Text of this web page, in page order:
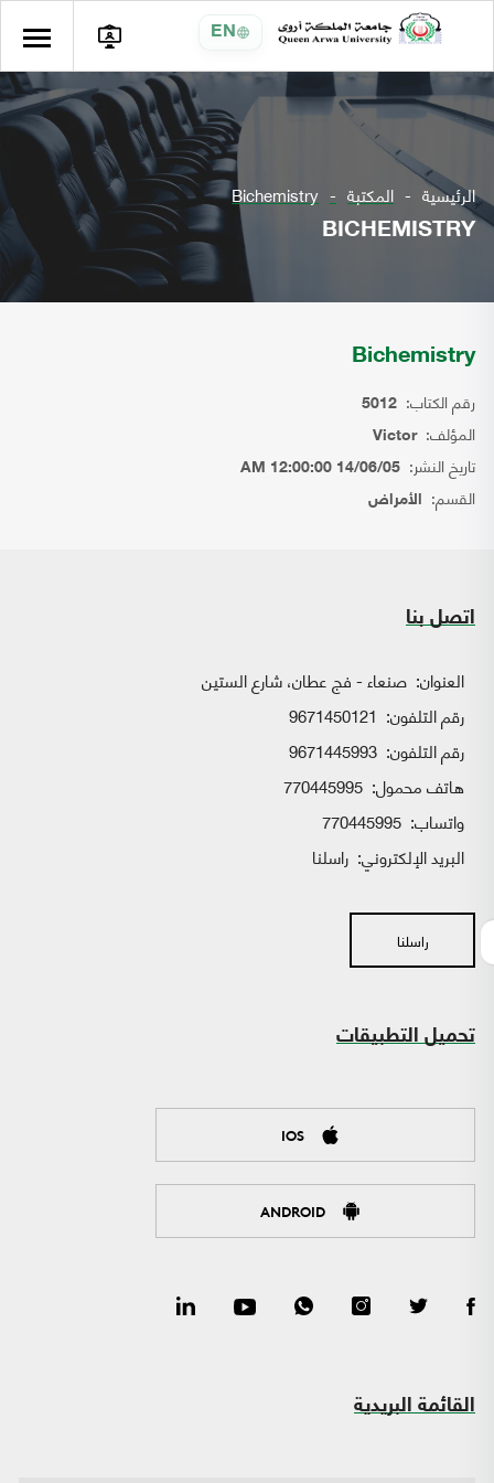
EN
الرئيسية المكتبة Bichemistry
BICHEMISTRY
Bichemistry
رقم الكتاب: 5012
المؤلف:Victor
تاريخ النشر: 14/06/05 12:00:00 AM
القسم: الأمراض
اتصل بنا
العنوان: صنعاء - فج عطان، شارع الستين
رقم التلفون: 9671450121
رقم التلفون: 9671445993
هاتف محمول: 770445995
واتساب:
البريد الإلكتروني: راسلنا
راسلنا
تحميل التطبيقات
IOS
ANDROID
القائمة البريدية